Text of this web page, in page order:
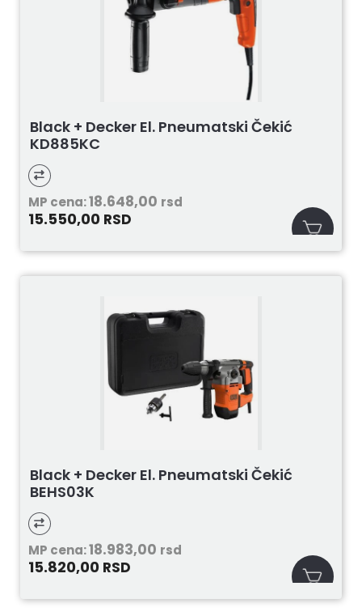
Black + Decker El. Pneumatski Čekić
KD885KC
MP cena:18.648,00 rsd
15.550,00 RSD
Black + Decker El. Pneumatski Čekić
BEHS03K
MP cena:18.983,00 rsd
15.820,00 RSD